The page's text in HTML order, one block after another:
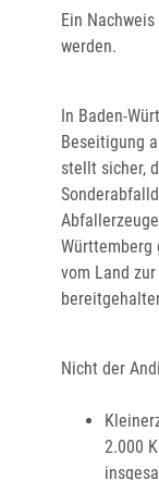
Ein
werden.
In Baden-
Beseitigung
stellt sicher,
Württemberg
vom Land
Nicht der
2.000